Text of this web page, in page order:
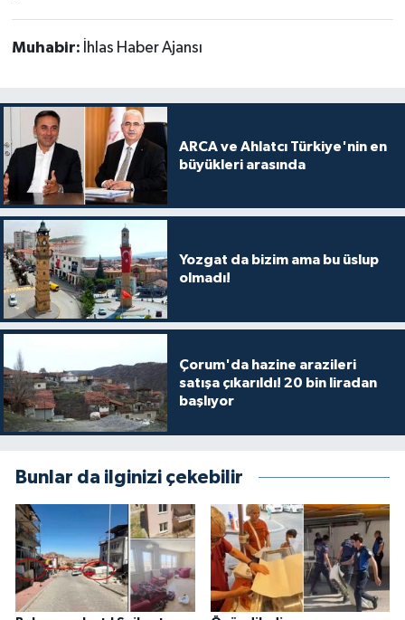
Muhabir: İhlas Haber Ajansı
ARCA ve Ahlatcı Türkiye'nin en
büyükleri arasında
Yozgat da bizim ama bu üslup
olmadı!
Çorum'da hazine arazileri
satışa çıkarıldı! 20 bin liradan
başlıyor
Bunlar da ilginizi çekebilir